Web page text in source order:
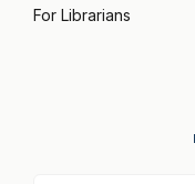
For Librarians